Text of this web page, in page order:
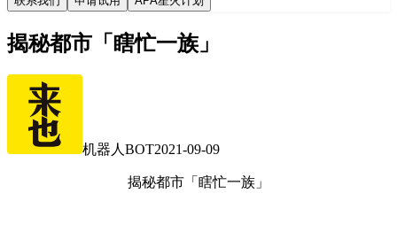
揭秘都市「瞎忙一族」
机器人BOT2021-09-09
揭秘都市「瞎忙一族」